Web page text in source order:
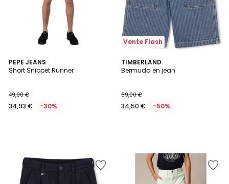
PEPE JEANS
Short Snippet Runner
49,90 €
34,93 € -30%
Vente Flash
TIMBERLAND
Bermuda en jean
69,00 €
34,50 € -50%